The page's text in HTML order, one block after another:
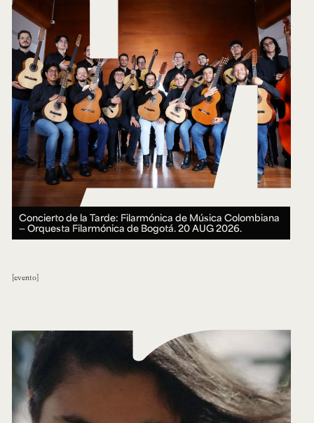
Concierto de la Tarde: Filarmónica de Música Colombiana
— Orquesta Filarmónica de Bogotá.20 AUG 2026.
evento